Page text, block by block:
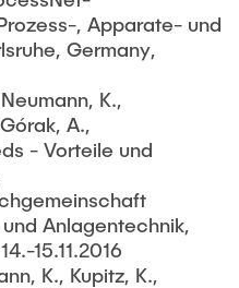
, Apparate- und
Germany,
K.,
A.,
- Vorteile und
Anlagentechnik,
15.11.2016
K., Kupitz, K.,